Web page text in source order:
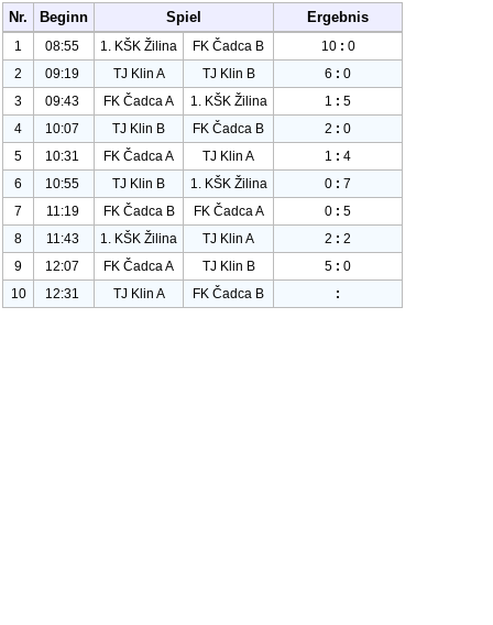
Nr. Beginn Spiel Ergebnis
1 08:55 1. KŠK Žilina FK Čadca B 10: 0
2
09:19 TJ Klin A TJ Klin B 6 : 0
3
09:43 FK Čadca A 1. KŠK Žilina 1 : 5
4
10:07 TJ Klin B FK Čadca B 2 : 0
5
10:31 FK Čadca A TJ Klin A 1 : 4
6
10:55 TJ Klin B 1. KŠK Žilina 0 : 7
7
11:19 FK Čadca B FK Čadca A 0 : 5
8
11:43 1. KŠK Žilina TJ Klin A 2 : 2
9
12:07 FK Čadca A TJ Klin B 5 : 0
10
12:31 TJ Klin A FK Čadca B :